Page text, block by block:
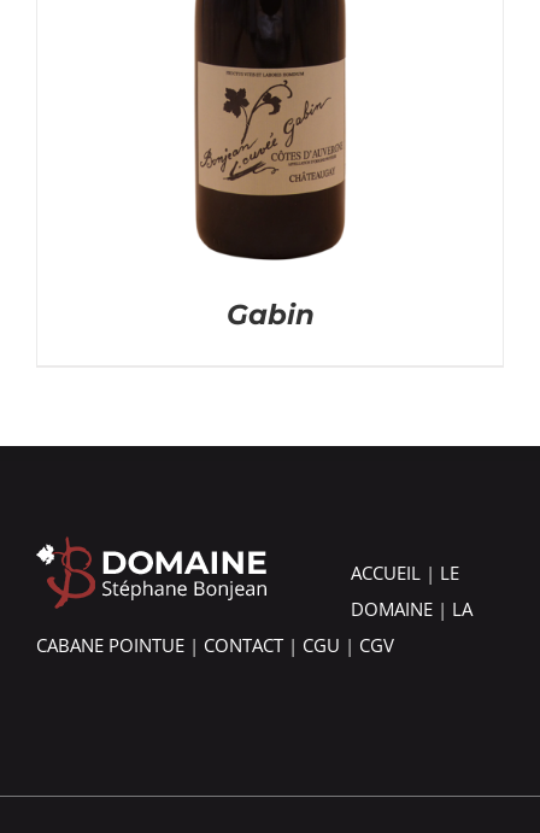
Gabin
ACCUEIL | LE
DOMAINE | LA
CABANE POINTUE | CONTACT| CGU | CGV